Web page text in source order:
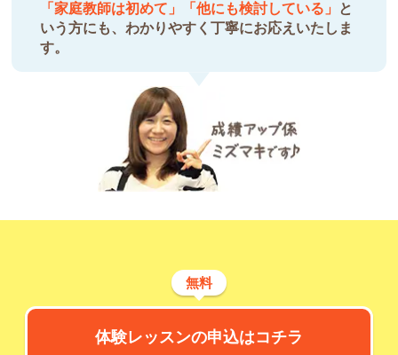
「家庭教師は初めて」「他にも検討している」 と
いう方にも、わかりやすく丁寧にお応えいたしま
す。
無料
体験レッスンの申込はコチラ